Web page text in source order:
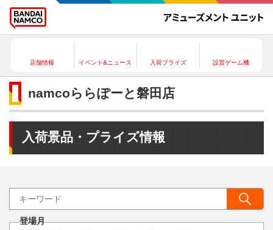
店舗情報 イベント&ニュース 入荷プライズ 設置ゲーム機
namcoららぽーと磐田店
入荷景品・プライズ情報
登場月